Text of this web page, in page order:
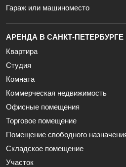
Гараж или машиноместо
АРЕНДА В САНКТ-ПЕТЕРБУРГЕ
Квартира
Студия
Комната
Коммерческая недвижимость
Офисные помещения
Торговое помещение
Помещение свободного
Складское помещение
Участок